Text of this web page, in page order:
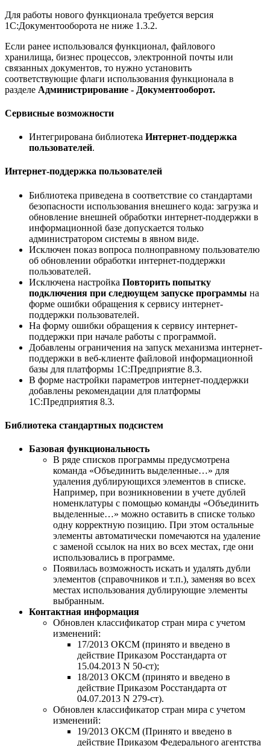
Для работы нового функционала требуется версия
1С:Документооборота не ниже 1.3.2.
Если ранее использовался функционал, файлового
хранилища, бизнес процессов, электронной почты или
связанных документов, то нужно установить
соответствующие флаги использования функционала в
разделе Администрирование - Документооборот.
Сервисные возможности
Интегрирована библиотека Интернет-поддержка
пользователей.
Интернет-поддержка пользователей
Библиотека приведена в соответствие со стандартами
безопасности использования внешнего кода: загрузка и
обновление внешней обработки интернет-поддержки в
информационной базе допускается только
администратором системы в явном виде.
Исключен показ вопроса полноправному пользователю
об обновлении обработки интернет-поддержки
пользователей.
Исключена настройка Повторить попытку
подключения при следюущем запуске программы на
форме ошибки обращения к сервису интернет-
поддержки пользователей.
На форму ошибки обращения к сервису интернет-
поддержки при начале работы с программой.
Добавлены ограничения на запуск механизма интернет-
поддержки в веб-клиенте файловой информационной
базы для платформы 1С:Предприятие 8.3.
В форме настройки параметров интернет-поддержки
добавлены рекомендации для платформы
1С:Предприятия 8.3.
Библиотека стандартных подсистем
Базовая функциональность
В ряде списков программы предусмотрена
команда «Объединить выделенные…» для
удаления дублирующихся элементов в списке.
Например, при возникновении в учете дублей
номенклатуры с помощью команды «Объединить
выделенные…» можно оставить в списке только
одну корректную позицию. При этом остальные
элементы автоматически помечаются на удаление
с заменой ссылок на них во всех местах, где они
использовались в программе.
Появилась возможность искать и удалять дубли
элементов (справочников и т.п.), заменяя во всех
местах использования дублирующие элементы
выбранным.
Контактная информация
Обновлен классификатор стран мира с учетом
изменений:
17/2013 ОКСМ (принято и введено в
действие Приказом Росстандарта от
15.04.2013 N 50-ст);
18/2013 ОКСМ (принято и введено в
действие Приказом Росстандарта от
04.07.2013 N 279-ст).
Обновлен классификатор стран мира с учетом
изменений:
19/2013 ОКСМ (Принято и введено в
действие Приказом Федерального агентства